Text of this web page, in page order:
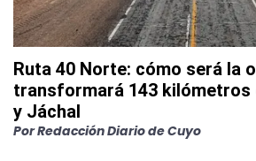
Ruta 40 Norte: cómo será la
transformará 143 kilómetros
y Jáchal
PorRedacción Diario de Cuyo